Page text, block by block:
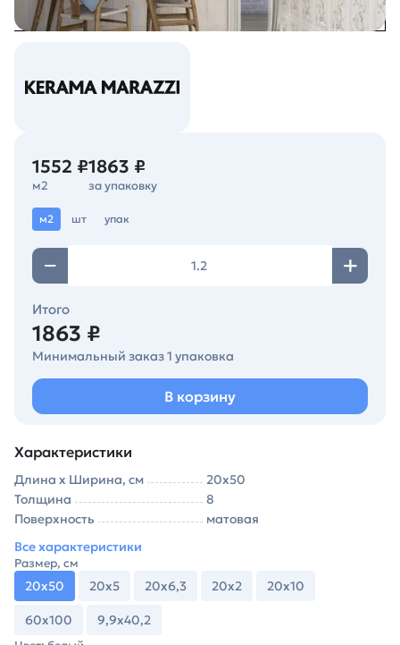
1552 ₽
м2
1863 ₽
за упаковку
м2 шт упак
Итого
1863 ₽
Минимальный заказ 1 упаковка
В корзину
Характеристики
Длина х Ширина, см
20х50
Толщина
8
Поверхность
матовая
Все характеристики
Размер, см
20х50 20х5 20х6,3 20х2 20х10
60х100 9,9х40,2